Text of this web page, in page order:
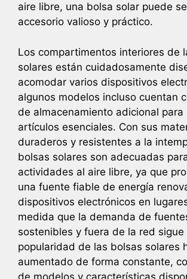
aire libre, una bolsa solar puede
accesorio valioso y práctico.
Los compartimentos interiores de
solares están cuidadosamente
acomodar varios dispositivos
algunos modelos incluso cuentan
de almacenamiento adicional para
artículos esenciales. Con sus
duraderos y resistentes a la
bolsas solares son adecuadas
actividades al aire libre, ya que
una fuente fiable de energía
dispositivos electrónicos en
medida que la demanda de
sostenibles y fuera de la red sigue
popularidad de las bolsas solares
aumentado de forma constante,
de modelos y características